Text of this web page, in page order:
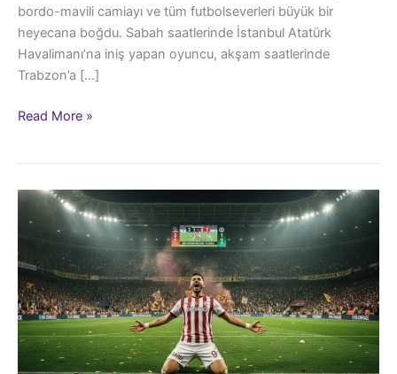
bordo-mavili camiayı ve tüm futbolseverleri büyük bir
heyecana boğdu. Sabah saatlerinde İstanbul Atatürk
Havalimanı’na iniş yapan oyuncu, akşam saatlerinde
Trabzon’a […]
Süper
Trabzonspor’un
Büyük
Read More »